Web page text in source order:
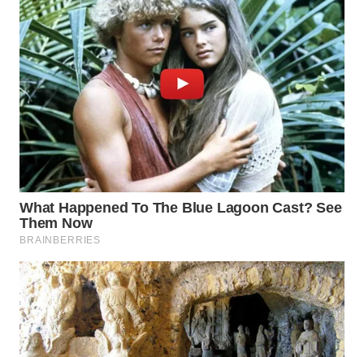
WN
LABUHANBATU
WN
TAPANULI
TENGAH
WN DELI
SERDANG
WN
TEBING
TINGGI
WN
PAKPAK